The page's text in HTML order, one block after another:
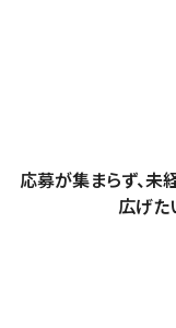
応募が集まらず、未
広げた